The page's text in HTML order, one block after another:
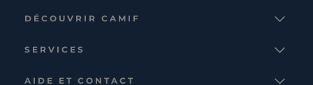
DÉCOUVRIR CAMIF
Nos collections
SERVICES
AIDE ET CONTACT